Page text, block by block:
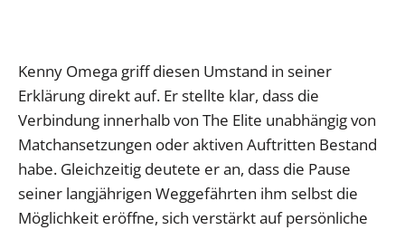
Kenny Omega griff diesen Umstand in seiner
Erklärung direkt auf. Er stellte klar, dass die
Verbindung innerhalb von The Elite unabhängig von
Matchansetzungen oder aktiven Auftritten Bestand
habe. Gleichzeitig deutete er an, dass die Pause
seiner langjährigen Weggefährten ihm selbst die
Möglichkeit eröffne, sich verstärkt auf persönliche